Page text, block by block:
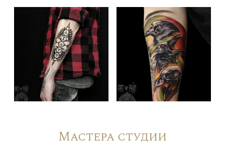
Мастера студии